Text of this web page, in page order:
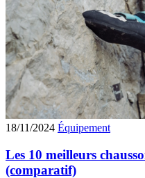
18/11/2024 Équipement
Les 10 meilleurs
(comparatif)